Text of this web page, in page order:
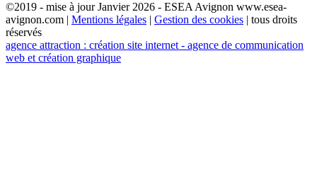
©2019 - mise à jour Janvier 2026 - ESEA Avignon www.esea-
avignon.com | Mentions légales | Gestion des cookies | tous droits
réservés
agence attraction : création site internet - agence de communication
web et création graphique